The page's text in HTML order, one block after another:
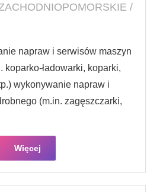
/
napraw i serwisów maszyn
koparko-ładowarki, koparki,
wykonywanie napraw i
(m.in. zagęszczarki,
Więcej